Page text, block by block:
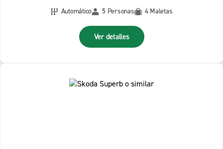
Automático
5 Personas 4 Maletas
Ver detalles